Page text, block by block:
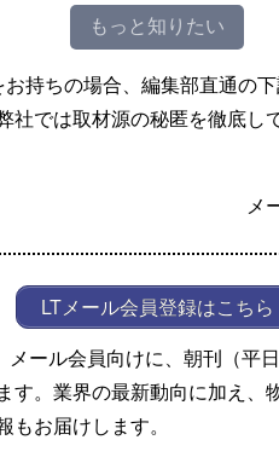
もっと知りたい
持ちの場合、編集部直通の
では取材源の秘匿を徹底し
メ
LTメール会員登録はこちら
メール会員向けに、朝刊（平
す。業界の最新動向に加え、
お届けします。